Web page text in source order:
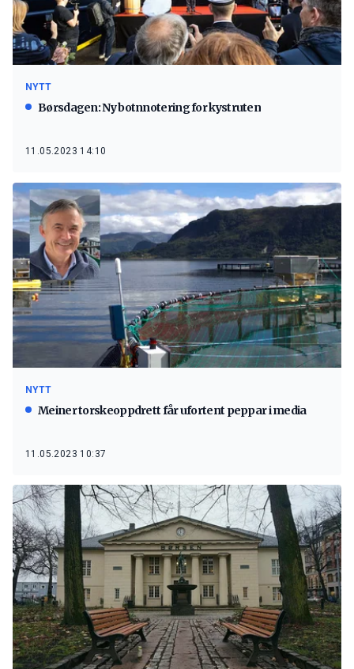
NYTT
Børsdagen: Ny botnnotering for kystruten
11.05.2023 14:10
NYTT
Meiner torskeoppdrett får ufortent peppar i media
11.05.2023 10:37